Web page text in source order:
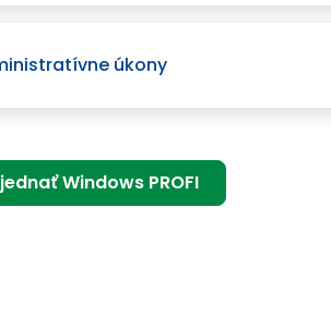
úkony
Windows PROFI